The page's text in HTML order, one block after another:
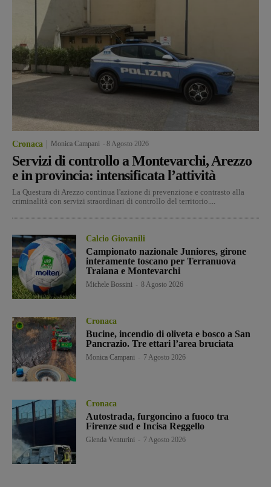
Cronaca Monica Campani 8 Agosto 2026
Servizi di controllo a Montevarchi, Arezzo
e in provincia: intensificata l’attività
La Questura di Arezzo continua l'azione di prevenzione e contrasto alla
criminalità con servizi straordinari di controllo del territorio....
Calcio Giovanili
Campionato nazionale Juniores, girone
interamente toscano per Terranuova
Traiana e Montevarchi
Michele Bossini 8 Agosto 2026
Cronaca
Bucine, incendio di oliveta e bosco a San
Pancrazio. Tre ettari l’area bruciata
Monica Campani 7 Agosto 2026
Cronaca
Autostrada, furgoncino a fuoco tra
Firenze sud e Incisa Reggello
Glenda Venturini 7 Agosto 2026